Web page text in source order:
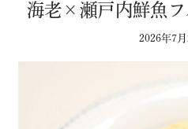
海老×瀬戸内鮮魚
2026年7月